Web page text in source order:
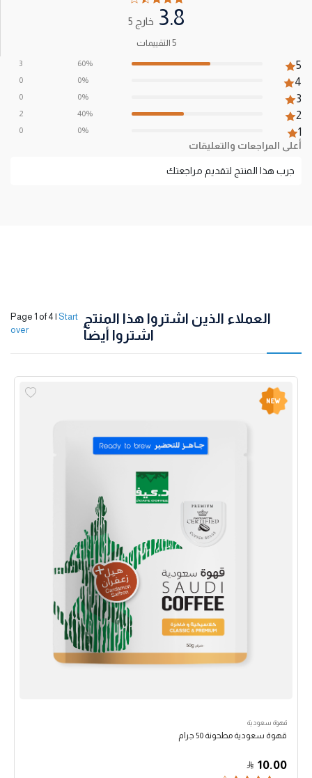
3.8 خارج 5
5 التقييمات
5
4
3
2
1
60%
0%
0%
40%
0%
3
0
0
2
0
أعلى المراجعات والتعليقات
جرب هذا المنتج لتقديم مراجعتك
العملاء الذين اشتروا هذا المنتج
اشتروا أيضاً
Page 1 of 4 | Start
over
قهوة سعودية
قهوة سعودية مطحونة 50 جرام
10.00